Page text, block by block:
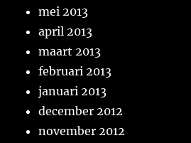
mei 2013
april 2013
maart 2013
februari 2013
januari 2013
december 2012
november 2012